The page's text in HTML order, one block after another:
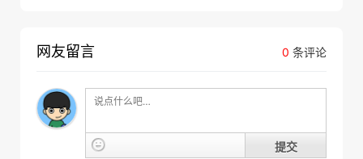
0 条评论
网友留言
提交